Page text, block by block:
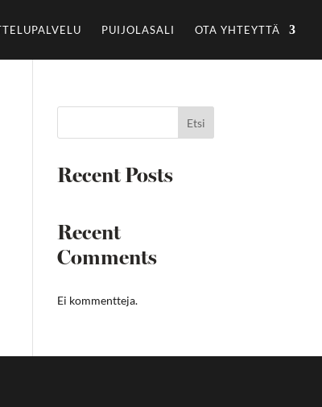
PUIJOLASALI OTA YHTEYTTÄ
Etsi
Recent Posts
Recent
Comments
Ei kommentteja.